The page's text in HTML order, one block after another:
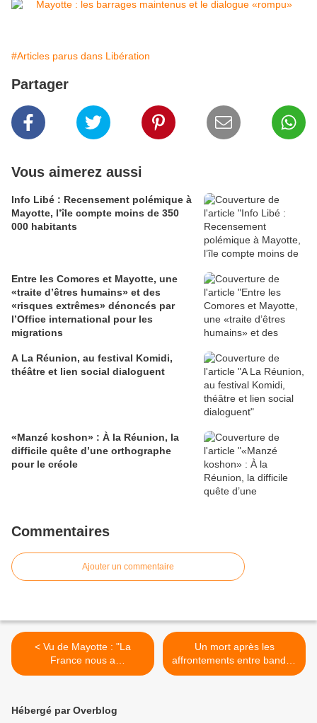
#Articles parus dans Libération
Partager
Vous aimerez aussi
Info Libé : Recensement polémique à
Mayotte, l’île compte moins de 350
000 habitants
Entre les Comores et Mayotte, une
«traite d’êtres humains» et des
«risques extrêmes» dénoncés par
l’Office international pour les
migrations
A La Réunion, au festival Komidi,
théâtre et lien social dialoguent
«Manzé koshon» : À la Réunion, la
difficile quête d’une orthographe
pour le créole
Commentaires
Ajouter un commentaire
< Vu de Mayotte : "La
France nous a
abandonnés"
Un mort après les
affrontements entre bandes
rivales à Mayotte >
Hébergé par Overblog